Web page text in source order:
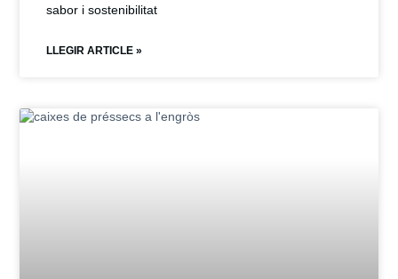
sabor i sostenibilitat
LLEGIR ARTICLE »